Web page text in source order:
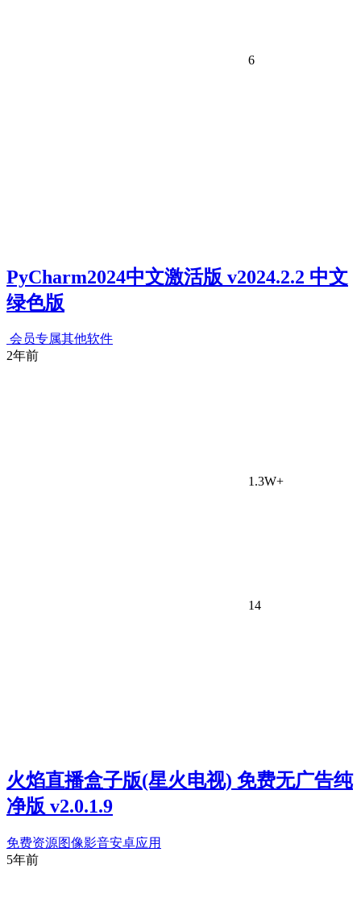
6
PyCharm2024中文激活版 v2024.2.2 中文
绿色版
会员专属其他软件
2年前
1.3W+
14
火焰直播盒子版(星火电视) 免费无广告纯
净版 v2.0.1.9
免费资源图像影音安卓应用
5年前